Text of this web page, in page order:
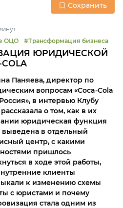
Сохранить
ОЦО #Трансформация бизнеса
ЮРИДИЧЕСКОЙ
Паняева, директор по
вопросам «Coca-Cola
в интервью Клубу
о том, как в их
юридическая функция
в отдельный
центр, с какими
пришлось
в ходе этой работы,
клиенты
к изменению схемы
с юристами и почему
стала одним из